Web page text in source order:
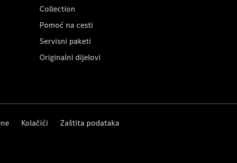
Collection
Pomoć na cesti
Servisni paketi
Originalni dijelovi
Kolačići Zaštita podataka